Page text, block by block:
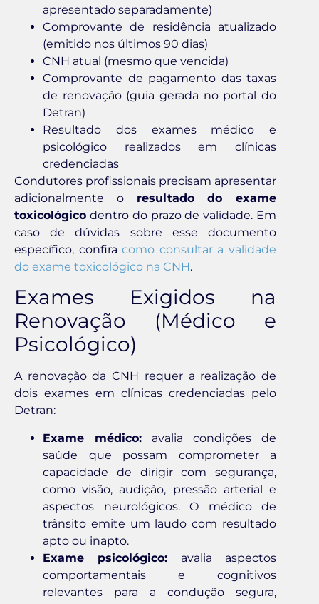
apresentado separadamente)
Comprovante de residência atualizado
(emitido nos últimos 90 dias)
CNH atual (mesmo que vencida)
Comprovante de pagamento das taxas
de renovação (guia gerada no portal do
Detran)
Resultado dos exames médico e
psicológico realizados em clínicas
credenciadas
Condutores profissionais precisam apresentar
adicionalmente o resultado do exame
toxicológico dentro do prazo de validade. Em
caso de dúvidas sobre esse documento
específico, confiracomo consultar a validade
do exame toxicológico na CNH.
Exames Exigidos na
Renovação (Médico e
Psicológico)
A renovação da CNH requer a realização de
dois exames em clínicas credenciadas pelo
Detran:
Exame médico: avalia condições de
saúde que possam comprometer a
capacidade de dirigir com segurança,
como visão, audição, pressão arterial e
aspectos neurológicos. O médico de
trânsito emite um laudo com resultado
apto ou inapto.
Exame psicológico: avalia aspectos
comportamentais e cognitivos
relevantes para a condução segura,